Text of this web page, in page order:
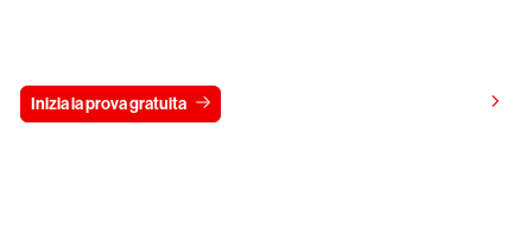
Inizia la prova gratuita